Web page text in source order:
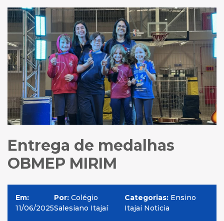
Entrega de medalhas
OBMEP MIRIM
Em:
11/06/2025
Por: Colégio
Salesiano Itajaí
Categorias: Ensino
Itajai Noticia